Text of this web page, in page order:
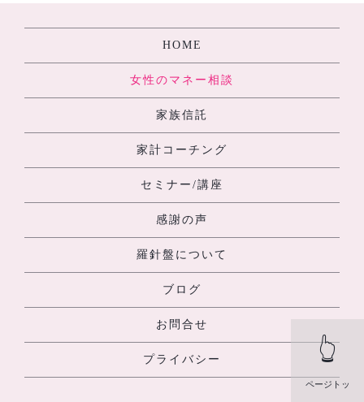
HOME
女性のマネー相談
家族信託
家計コーチング
セミナー/講座
感謝の声
羅針盤について
ブログ
お問合せ
プライバシー 👆
ページトッ